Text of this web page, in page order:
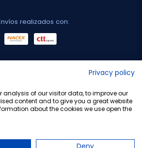
realizados con:
Privacy policy
analysis of our visitor data, to improve our
content and to give you a great website
about the cookies we use open the